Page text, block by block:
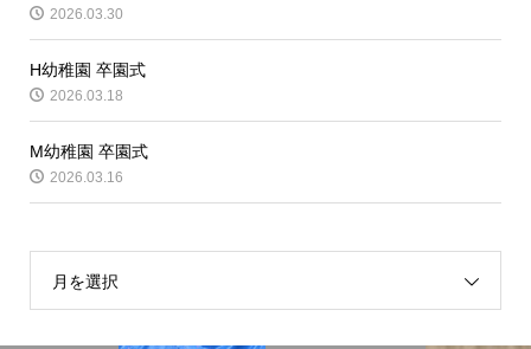
2026.03.30
H幼稚園 卒園式
2026.03.18
M幼稚園 卒園式
2026.03.16
月を選択